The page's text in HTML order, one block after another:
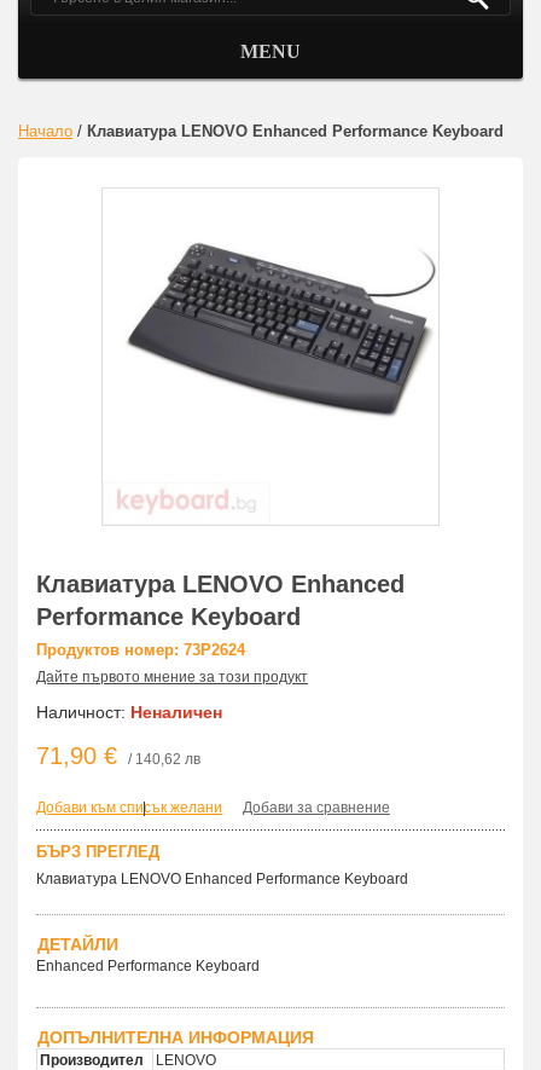
MENU
Начало / Клавиатура LENOVO Enhanced Performance Keyboard
Клавиатура LENOVO Enhanced
Performance Keyboard
Продуктов номер: 73P2624
Дайте първото мнение за този продукт
Наличност: Неналичен
71,90 € / 140,62 лв
Добави към списък желани
| Добави за сравнение
БЪРЗ ПРЕГЛЕД
Клавиатура LENOVO Enhanced Performance Keyboard
ДЕТАЙЛИ
Enhanced Performance Keyboard
ДОПЪЛНИТЕЛНА ИНФОРМАЦИЯ
Производител
LENOVO